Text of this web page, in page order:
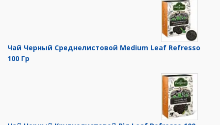
Чай Черный Среднелистовой Medium Leaf Refresso
100 Гр